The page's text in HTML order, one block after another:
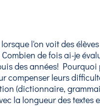
l'on voit des
de fois ai-je
des années! Pourquoi
compenser leurs
(dictionnaire,
la longueur des textes